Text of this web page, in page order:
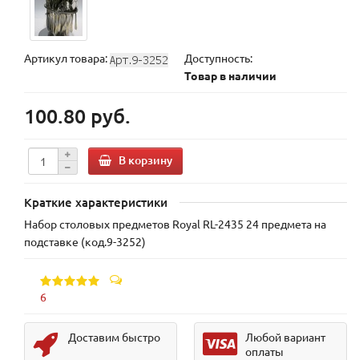
Артикул товара:
Доступность:
Товар в наличии
100.80 руб.
В корзину
Краткие характеристики
Набор столовых предметов Royal RL-2435 24 предмета на
подставке (код.9-3252)
6
Доставим быстро
Любой вариант
оплаты